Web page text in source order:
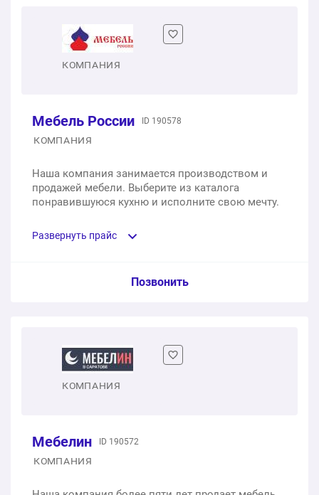
от 24 498 ₽
КОМПАНИЯ
Мебель России
ID 190578
КОМПАНИЯ
Наша компания занимается производством и
продажей мебели. Выберите из каталога
понравившуюся кухню и исполните свою мечту.
Развернуть прайс
Услуга из прайс-листа / Ед. изм. / Цена
от 59 500 ₽
Кухня «Какао». Габариты: 2800 мм
Позвонить
КОМПАНИЯ
Мебелин
ID 190572
КОМПАНИЯ